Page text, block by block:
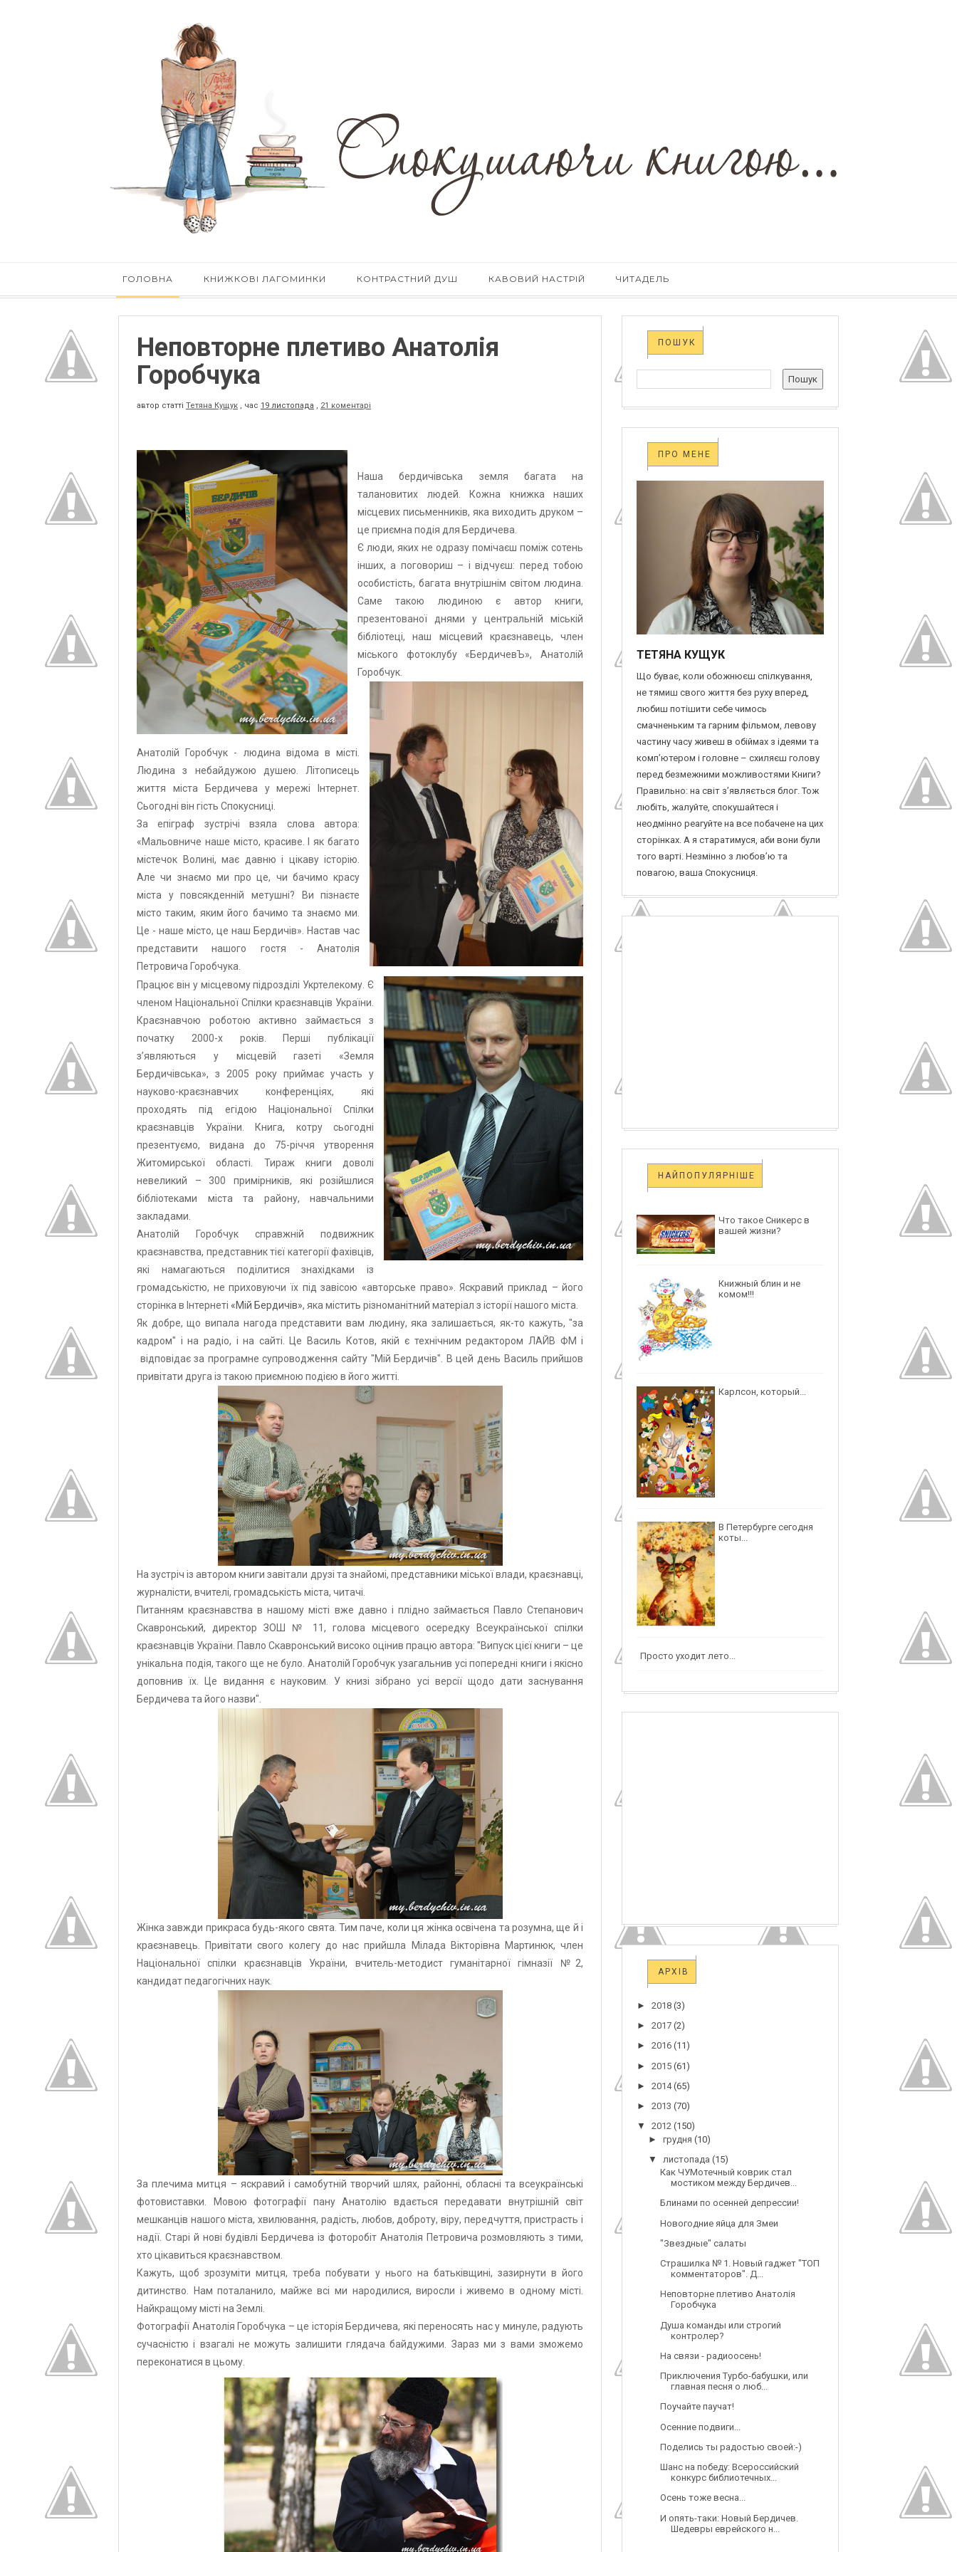
ГОЛОВНА КНИЖКОВІ ЛАГОМИНКИ КОНТРАСТНИЙ ДУШ КАВОВИЙ НАСТРІЙ ЧИТАДЕЛЬ
Неповторне плетиво Анатолія
Горобчука
автор статті Тетяна Кущук , час 19 листопада , 21 коментарі
Наша бердичівська земля багата на
талановитих людей. Кожна книжка наших
місцевих письменників, яка виходить друком –
це приємна подія для Бердичева.
Є люди, яких не одразу помічаєш поміж сотень
інших, а поговориш – і відчуєш: перед тобою
особистість, багата внутрішнім світом людина.
Саме такою людиною є автор книги,
презентованої днями у центральній міській
бібліотеці, наш місцевий краєзнавець, член
міського фотоклубу «БердичевЪ», Анатолій
Горобчук.
Анатолій Горобчук - людина відома в місті.
Людина з небайдужою душею. Літописець
життя міста Бердичева у мережі Інтернет.
Сьогодні він гість Спокусниці.
За епіграф зустрічі взяла слова автора:
«Мальовниче наше місто, красиве. І як багато
містечок Волині, має давню і цікаву історію.
Але чи знаємо ми про це, чи бачимо красу
міста у повсякденній метушні? Ви пізнаєте
місто таким, яким його бачимо та знаємо ми.
Це - наше місто, це наш Бердичів». Настав час
представити нашого гостя - Анатолія
Петровича Горобчука.
Працює він у місцевому підрозділі Укртелекому. Є
членом Національної Спілки краєзнавців України.
Краєзнавчою роботою активно займається з
початку 2000-х років. Перші публікації
з’являються у місцевій газеті «Земля
Бердичівська», з 2005 року приймає участь у
науково-краєзнавчих конференціях, які
проходять під егідою Національної Спілки
краєзнавців України. Книга, котру сьогодні
презентуємо, видана до 75-річчя утворення
Житомирської області. Тираж книги доволі
невеликий – 300 примірників, які розійшлися
бібліотеками міста та району, навчальними
закладами.
Анатолій Горобчук справжній подвижник
краєзнавства, представник тієї категорії фахівців,
які намагаються поділитися знахідками із
громадськістю, не приховуючи їх під завісою «авторське право». Яскравий приклад – його
сторінка в Інтернеті «Мій Бердичів», яка містить різноманітний матеріал з історії нашого міста.
Як добре, що випала нагода представити вам людину, яка залишається, як-то кажуть, "за
кадром" і на радіо, і на сайті. Це Василь Котов, якій є технічним редактором ЛАЙВ ФМ і
відповідає за програмне супроводження сайту "Мій Бердичів". В цей день Василь прийшов
привітати друга із такою приємною подією в його житті.
На зустріч із автором книги завітали друзі та знайомі, представники міської влади, краєзнавці,
журналісти, вчителі, громадськість міста, читачі.
Питанням краєзнавства в нашому місті вже давно і плідно займається Павло Степанович
Скавронський, директор ЗОШ № 11, голова місцевого осередку Всеукраїнської спілки
краєзнавців України. Павло Скавронський високо оцінив працю автора: "Випуск цієї книги – це
унікальна подія, такого ще не було. Анатолій Горобчук узагальнив усі попередні книги і якісно
доповнив їх. Це видання є науковим. У книзі зібрано усі версії щодо дати заснування
Бердичева та його назви".
Жінка завжди прикраса будь-якого свята. Тим паче, коли ця жінка освічена та розумна, ще й і
краєзнавець. Привітати свого колегу до нас прийшла Мілада Вікторівна Мартинюк, член
Національної спілки краєзнавців України, вчитель-методист гуманітарної гімназії №2,
кандидат педагогічних наук.
За плечима митця – яскравий і самобутній творчий шлях, районні, обласні та всеукраїнські
фотовиставки. Мовою фотографії пану Анатолію вдається передавати внутрішній світ
мешканців нашого міста, хвилювання, радість, любов, доброту, віру, передчуття, пристрасть і
надії. Старі й нові будівлі Бердичева із фоторобіт Анатолія Петровича розмовляють з тими,
хто цікавиться краєзнавством.
Кажуть, щоб зрозуміти митця, треба побувати у нього на батьківщині, зазирнути в його
дитинство. Нам поталанило, майже всі ми народилися, виросли і живемо в одному місті.
Найкращому місті на Землі.
Фотографії Анатолія Горобчука – це історія Бердичева, які переносять нас у минуле, радують
сучасністю і взагалі не можуть залишити глядача байдужими. Зараз ми з вами зможемо
переконатися в цьому.
ПОШУК
ПРО МЕНЕ
ТЕТЯНА КУЩУК
Що буває, коли обожнюєш спілкування,
не тямиш свого життя без руху вперед,
любиш потішити себе чимось
смачненьким та гарним фільмом, левову
частину часу живеш в обіймах з ідеями та
комп’ютером і головне – схиляєш голову
перед безмежними можливостями Книги?
Правильно: на світ з’являється блог. Тож
любіть, жалуйте, спокушайтеся і
неодмінно реагуйте на все побачене на цих
сторінках. А я старатимуся, аби вони були
того варті. Незмінно з любов’ю та
повагою, ваша Спокусниця.
НАЙПОПУЛЯРНІШЕ
Что такое Сникерс в
вашей жизни?
Книжный блин и не
комом!!!
Карлсон, который...
В Петербурге сегодня
коты...
Просто уходит лето...
АРХІВ
►2018 (3)
►2017 (2)
►2016 (11)
►2015 (61)
►2014 (65)
►2013 (70)
▼
2012 (150)
► грудня (10)
▼
листопада (15)
Как ЧУМотечный коврик стал
мостиком между Бердичев...
Блинами по осенней депрессии!
Новогодние яйца для Змеи
"Звездные" салаты
Страшилка № 1. Новый гаджет "ТОП
комментаторов". Д...
Неповторне плетиво Анатолія
Горобчука
Душа команды или строгий
контролер?
На связи - радиоосень!
Приключения Турбо-бабушки, или
главная песня о люб...
Поучайте паучат!
Осенние подвиги...
Поделись ты радостью своей:-)
Шанс на победу: Всероссийский
конкурс библиотечных...
Осень тоже весна...
И опять-таки: Новый Бердичев.
Шедевры еврейского н...